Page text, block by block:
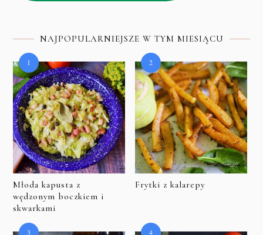
NAJPOPULARNIEJSZE W TYM MIESIĄCU
Młoda kapusta z
wędzonym boczkiem i
skwarkami
Frytki z kalarepy